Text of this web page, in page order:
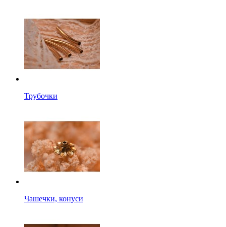
Трубочки
Чашечки, конуси